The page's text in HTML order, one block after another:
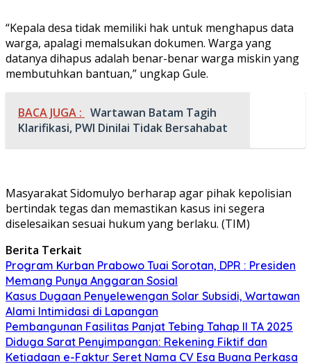
“Kepala desa tidak memiliki hak untuk menghapus data
warga, apalagi memalsukan dokumen. Warga yang
datanya dihapus adalah benar-benar warga miskin yang
membutuhkan bantuan,” ungkap Gule.
BACA JUGA : Wartawan Batam Tagih
Klarifikasi, PWI Dinilai Tidak Bersahabat
Masyarakat Sidomulyo berharap agar pihak kepolisian
bertindak tegas dan memastikan kasus ini segera
diselesaikan sesuai hukum yang berlaku. (TIM)
Berita Terkait
Program Kurban Prabowo Tuai Sorotan, DPR : Presiden
Memang Punya Anggaran Sosial
Kasus Dugaan Penyelewengan Solar Subsidi, Wartawan
Alami Intimidasi di Lapangan
Pembangunan Fasilitas Panjat Tebing Tahap II TA 2025
Diduga Sarat Penyimpangan: Rekening Fiktif dan
Ketiadaan e-Faktur Seret Nama CV Esa Buana Perkasa